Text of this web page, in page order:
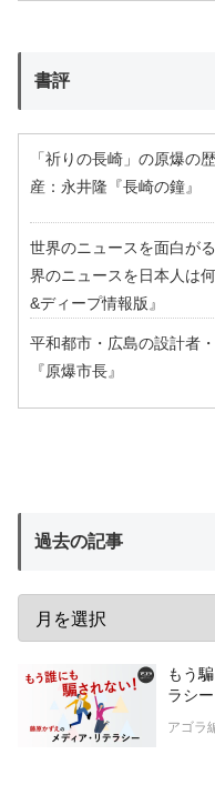
書評
「祈りの長崎」の原爆の
産：永井隆『長崎の鐘』
世界のニュースを面白が
界のニュースを日本人は
&ディープ情報版』
平和都市・広島の設計者
『原爆市長』
過去の記事
もう
ラシー
アゴラ